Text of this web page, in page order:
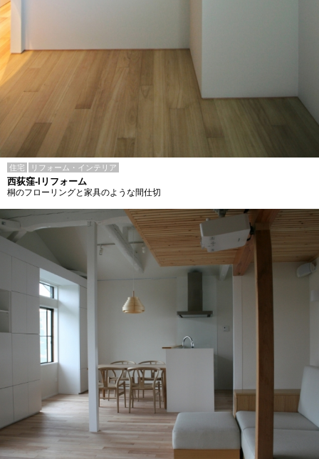
住宅 リフォーム・インテリア
西荻窪-Iリフォーム
桐のフローリングと家具のような間仕切